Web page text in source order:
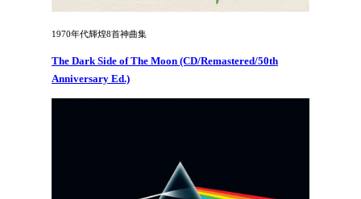
1970年代輝煌8首神曲集
The Dark Side of The Moon (CD/Remastered/50th
Anniversary Ed.)